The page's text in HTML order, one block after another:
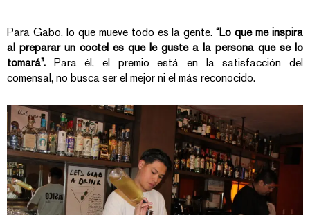
Para Gabo, lo que mueve todo es la gente.“Lo que me inspira
al preparar un coctel es que le guste a la persona que se lo
tomará”. Para él, el premio está en la satisfacción del
comensal, no busca ser el mejor ni el más reconocido.